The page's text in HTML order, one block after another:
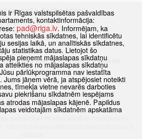
darba laiks:
8.30 – 18.00
– 17.00
tikai ar iepriekšēju pierakstu.
Biežāk uzdotie jautājumi
Lapas karte
Sīkdatnes
Kontakti
pašvaldības Pilsētas attīstības departaments.
ir Rīgas valstspilsētas pašvaldības
kontaktinformācija:
pad@riga.lv. Informējam, ka
tehniskās sīkdatnes, lai identificētu
sesijas laikā, un analītiskās sīkdatnes,
statistikas datus. Lietojot šo
pieņemt mājaslapas sīkdatņu
atteikties no mājaslapas sīkdatņu
pārlūkprogramma nav iestatīta
Jums jāņem vērā, ja atspējosiet noteikti
tīmekļa vietne nevarēs darboties
piekrišanu sīkdatnēm iespējams
atrodas mājaslapas kājenē. Papildus
veidotajām sīkdatnēm apskatāma